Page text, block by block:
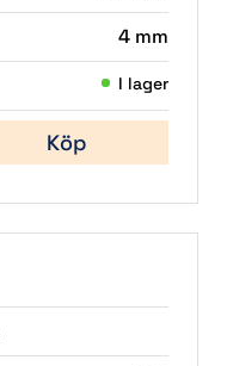
4 mm
I lager
(1)
Köp